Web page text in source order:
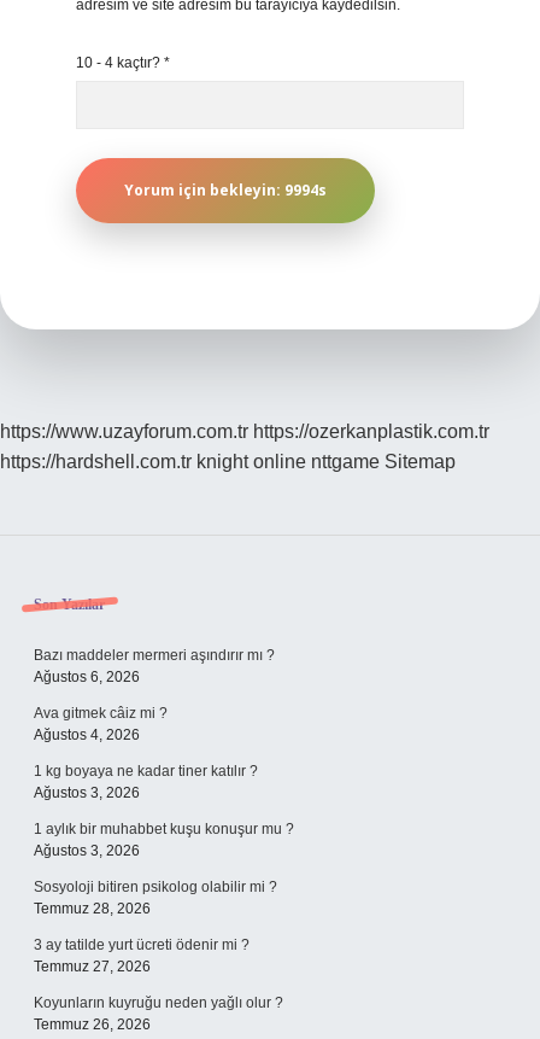
adresim ve site adresim bu tarayıcıya kaydedilsin.
10 - 4 kaçtır? *
https://www.uzayforum.com.tr https://ozerkanplastik.com.tr
https://hardshell.com.tr knight online nttgame Sitemap
Sidebar
Son Yazılar
Bazı maddeler mermeri aşındırır mı ?
Ağustos 6, 2026
Ava gitmek câiz mi ?
Ağustos 4, 2026
1 kg boyaya ne kadar tiner katılır ?
Ağustos 3, 2026
1 aylık bir muhabbet kuşu konuşur mu ?
Ağustos 3, 2026
Sosyoloji bitiren psikolog olabilir mi ?
Temmuz 28, 2026
3 ay tatilde yurt ücreti ödenir mi ?
Temmuz 27, 2026
Koyunların kuyruğu neden yağlı olur ?
Temmuz 26, 2026